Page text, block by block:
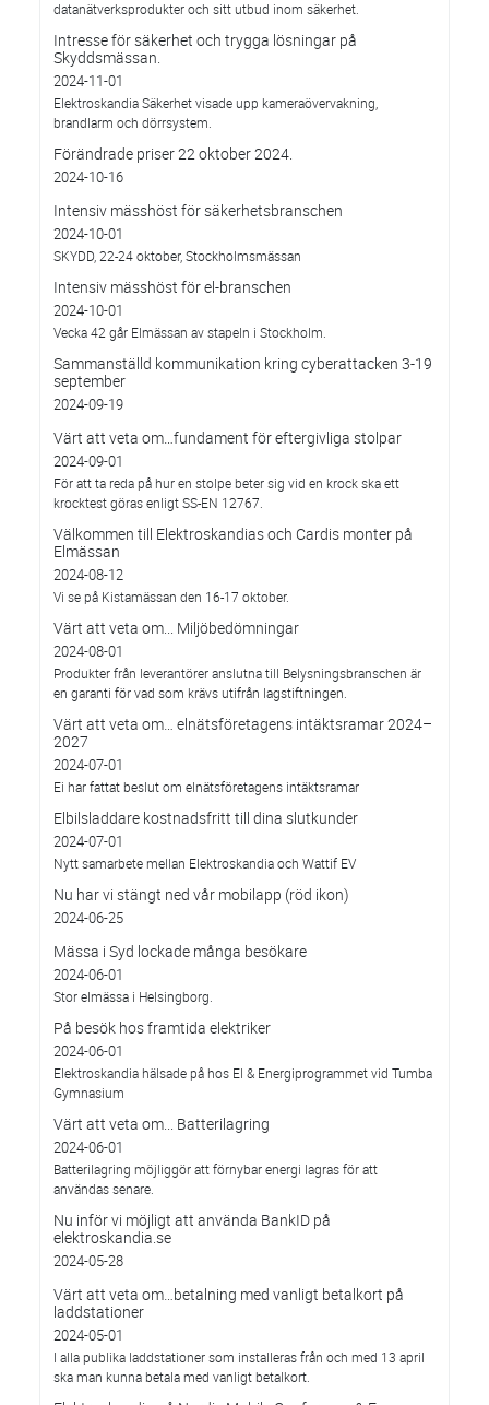
datanätverksprodukter och sitt utbud inom säkerhet.
Intresse för säkerhet och trygga lösningar på
Skyddsmässan.
2024-11-01
Elektroskandia Säkerhet visade upp kameraövervakning,
brandlarm och dörrsystem.
Förändrade priser 22 oktober 2024.
2024-10-16
Intensiv mässhöst för säkerhetsbranschen
2024-10-01
SKYDD, 22-24 oktober, Stockholmsmässan
Intensiv mässhöst för el-branschen
2024-10-01
Vecka 42 går Elmässan av stapeln i Stockholm.
Sammanställd kommunikation kring cyberattacken 3-19
september
2024-09-19
Värt att veta om…fundament för eftergivliga stolpar
2024-09-01
För att ta reda på hur en stolpe beter sig vid en krock ska ett
krocktest göras enligt SS-EN 12767.
Välkommen till Elektroskandias och Cardis monter på
Elmässan
2024-08-12
Vi se på Kistamässan den 16-17 oktober.
Värt att veta om... Miljöbedömningar
2024-08-01
Produkter från leverantörer anslutna till Belysningsbranschen är
en garanti för vad som krävs utifrån lagstiftningen.
Värt att veta om… elnätsföretagens intäktsramar 2024–
2027
2024-07-01
Ei har fattat beslut om elnätsföretagens intäktsramar
Elbilsladdare kostnadsfritt till dina slutkunder
2024-07-01
Nytt samarbete mellan Elektroskandia och Wattif EV
Nu har vi stängt ned vår mobilapp (röd ikon)
2024-06-25
Mässa i Syd lockade många besökare
2024-06-01
Stor elmässa i Helsingborg.
På besök hos framtida elektriker
2024-06-01
Elektroskandia hälsade på hos El & Energiprogrammet vid Tumba
Gymnasium
Värt att veta om... Batterilagring
2024-06-01
Batterilagring möjliggör att förnybar energi lagras för att
användas senare.
Nu inför vi möjligt att använda BankID på
elektroskandia.se
2024-05-28
Värt att veta om…betalning med vanligt betalkort på
laddstationer
2024-05-01
I alla publika laddstationer som installeras från och med 13 april
ska man kunna betala med vanligt betalkort.